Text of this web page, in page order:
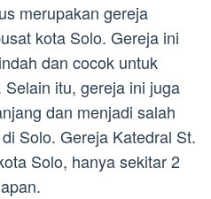
merupakan gereja
kota Solo. Gereja ini
dan cocok untuk
itu, gereja ini juga
dan menjadi salah
Solo. Gereja Katedral St.
Solo, hanya sekitar 2